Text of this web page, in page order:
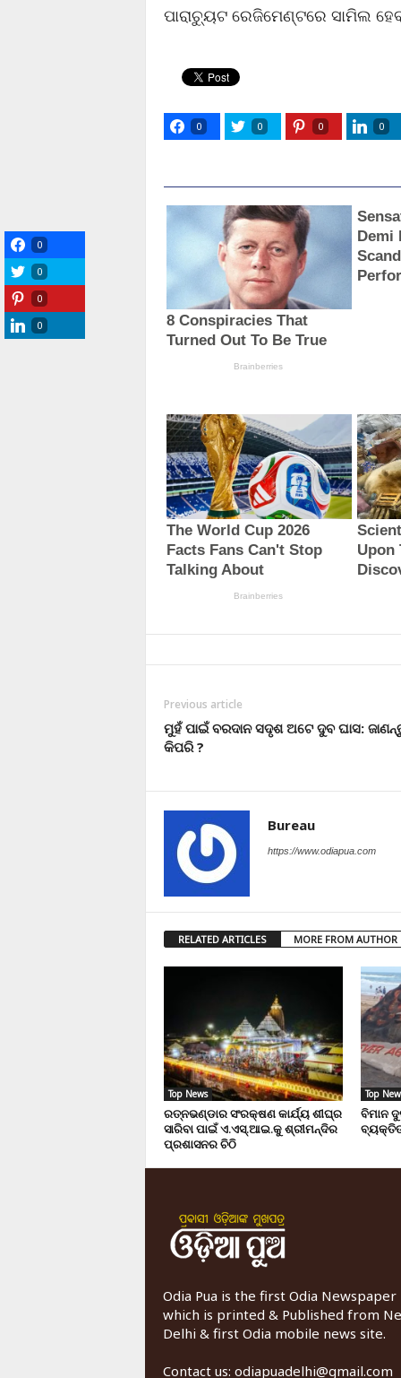
ପାରାଚ୍ୟୁଟ ରେଜିମେଣ୍ଟରେ ସାମିଲ
0 0 0 0
Previous article
ମୁହଁ ପାଇଁ ବରଦାନ ସଦୃଶ ଅଟେ ଦୁବ ଘାସ:
କିପରି ?
Bureau
https://www.odiapua.com
RELATED ARTICLES MORE FROM AUTHOR
Top News
ରତ୍ନଭଣ୍ଡାର ସଂରକ୍ଷଣ କାର୍ଯ୍ୟ ଶୀଘ୍ର
ସାରିବା ପାଇଁ ଏ.ଏସ୍.ଆଇ.କୁ ଶ୍ରୀମନ୍ଦିର
ପ୍ରଶାସନର ଚିଠି
Top
ବିମାନ
Odia Pua is the first Odia Newspaper
which is printed & Published from
Delhi & first Odia mobile news site.
Contact us: odiapuadelhi@gmail.com
0
0
0
0